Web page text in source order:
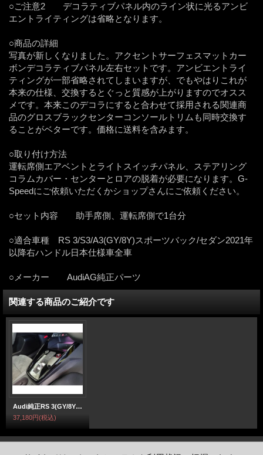
○ご注意2 デコラティブパネル内のライン状に光るアンビ
エントライティングは省略となります。
○商品の詳細
写真が新しくなりました。アクセントサーフェスマットカー
ボンデコラティブパネル左右セットです。アンビエントライ
ティングが一部省略されてしまいますが、でもやはりこれが
本来の仕様、交換するとぐっと質感が上がりますのでオスス
メです。本来このデコラにすると合わせて採用される関連商
品のグロスブラックセンターコンソールトリムも同時交換す
ることがベターです。価格に送料を含みます。
○取り付け方法
運転席側エアベントとライトスイッチパネル、ステアリング
コラムカバー・センターとロアの脱着が必要になります。G-
Speedにご依頼いただくかショップさんにご依頼ください。
○セット内容 助手席側、運転席側で1台分
○適合車種 RS 3/S3/A3(GY/8Y)スポーツバック/セダン2021年
以降右ハンドル日本仕様車全車
○メーカー AudiAG純正パーツ
関連する商品のご紹介です
Audi純正RS 3(GY/8Y)FL前用グロスブラックセンターコンソールトリム
37,180円(税込)